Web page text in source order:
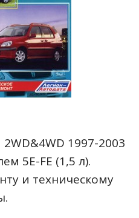
1997-2003
5E-FE (1,5 л).
и техническому